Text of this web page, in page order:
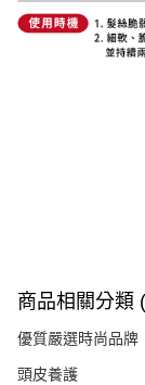
商品相關分類
優質嚴選時尚品牌
頭皮養護